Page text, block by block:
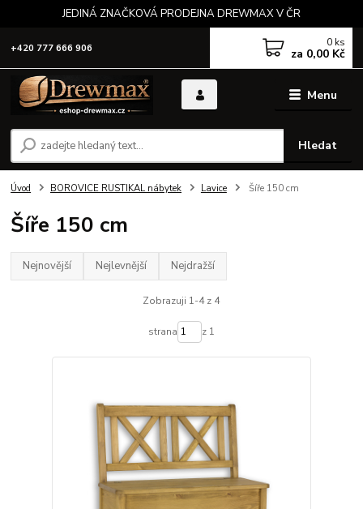
JEDINÁ ZNAČKOVÁ PRODEJNA DREWMAX V ČR
Menu
Hledat
+420 777 666 906 0 ks
za 0,00 Kč
Úvod BOROVICE RUSTIKAL nábytek Lavice Šíře 150 cm
Šíře 150 cm
Nejnovější Nejlevnější Nejdražší
Zobrazuji 1-4 z 4
strana z 1